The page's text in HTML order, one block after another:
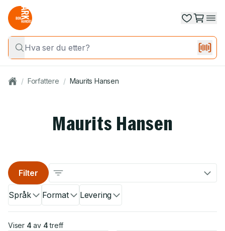
/ Forfattere / Maurits Hansen
Maurits Hansen
Språk Format Levering
Filter
Viser 4 av 4 treff